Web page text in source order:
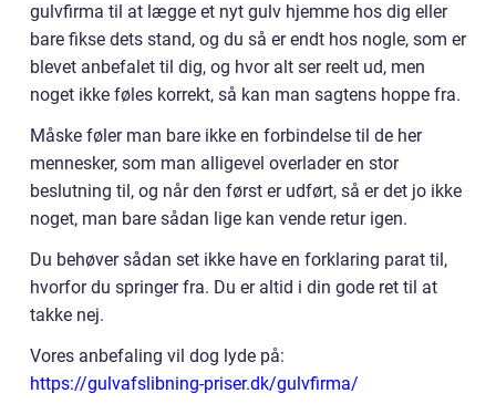
gulvfirma til at lægge et nyt gulv hjemme hos dig eller
bare fikse dets stand, og du så er endt hos nogle, som er
blevet anbefalet til dig, og hvor alt ser reelt ud, men
noget ikke føles korrekt, så kan man sagtens hoppe fra.
Måske føler man bare ikke en forbindelse til de her
mennesker, som man alligevel overlader en stor
beslutning til, og når den først er udført, så er det jo ikke
noget, man bare sådan lige kan vende retur igen.
Du behøver sådan set ikke have en forklaring parat til,
hvorfor du springer fra. Du er altid i din gode ret til at
takke nej.
Vores anbefaling vil dog lyde på:
https://gulvafslibning-priser.dk/gulvfirma/